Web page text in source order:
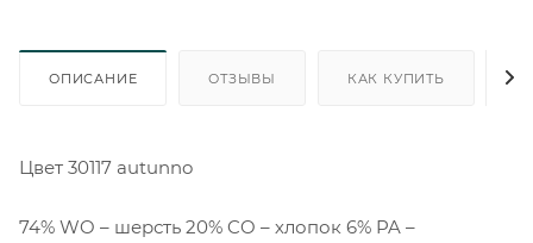
ОПИСАНИЕ ОТЗЫВЫ КАК КУПИТЬ
Цвет 30117 autunno
74% WO – шерсть 20% CO – хлопок 6% PA –